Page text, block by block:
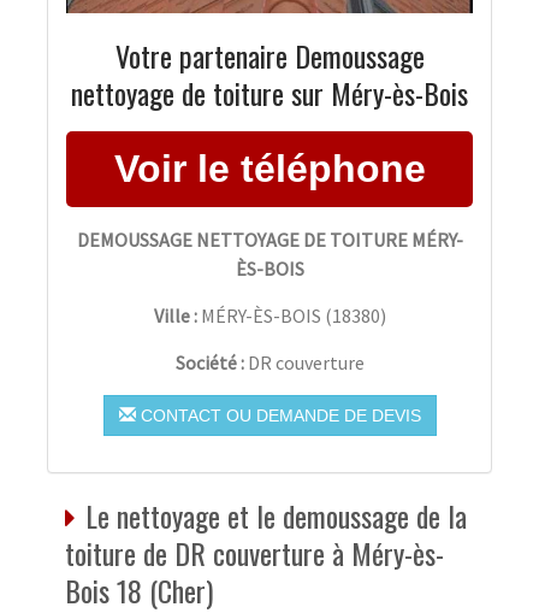
Votre partenaire Demoussage
nettoyage de toiture sur Méry-ès-Bois
DEMOUSSAGE NETTOYAGE DE TOITURE MÉRY-
ÈS-BOIS
Ville : MÉRY-ÈS-BOIS (18380)
Société : DR couverture
CONTACT OU DEMANDE DE DEVIS
Le nettoyage et le demoussage de la
toiture de DR couverture à Méry-ès-
Bois 18 (Cher)